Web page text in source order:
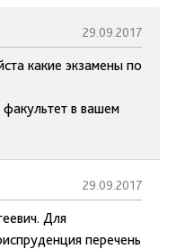
29.09.2017
какие экзамены по
в вашем
29.09.2017
Для
перечень